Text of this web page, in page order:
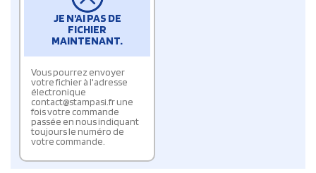
JE N'AI PAS DE
FICHIER
MAINTENANT.
Vous pourrez envoyer
votre fichier à l'adresse
électronique
contact@stampasi.fr une
fois votre commande
passée en nous indiquant
toujours le numéro de
votre commande.